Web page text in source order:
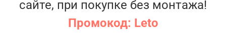
сайте, при покупке без монтажа!
Промокод: Leto